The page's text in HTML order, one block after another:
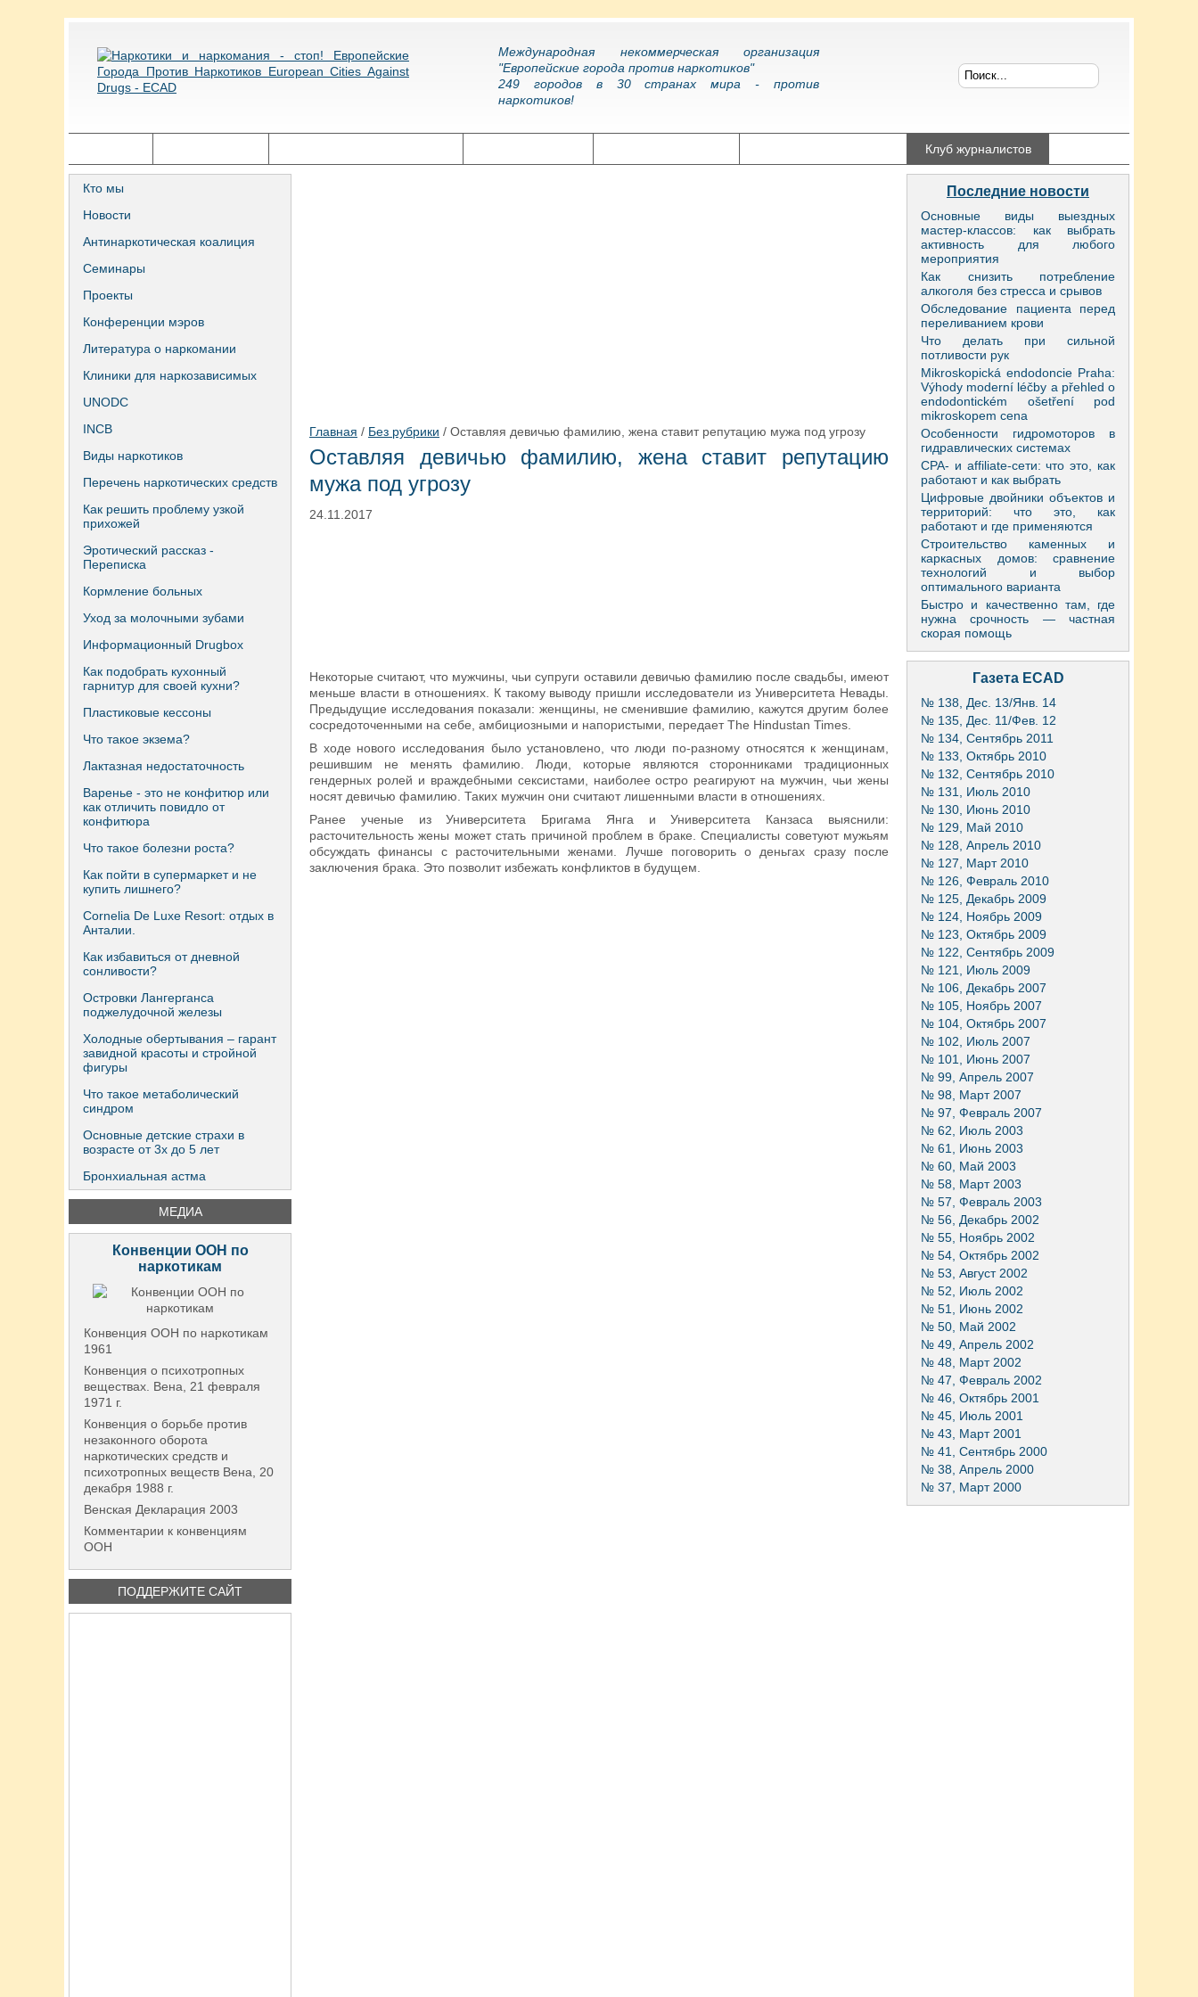
Международная некоммерческая организация
"Европейские города против наркотиков"
249 городов в 30 странах мира - против
наркотиков!
Клуб журналистов
Кто мы
Новости
Антинаркотическая коалиция
Семинары
Проекты
Конференции мэров
Литература о наркомании
Клиники для наркозависимых
UNODC
INCB
Виды наркотиков
Перечень наркотических средств
Как решить проблему узкой
прихожей
Эротический рассказ -
Переписка
Кормление больных
Уход за молочными зубами
Информационный Drugbox
Как подобрать кухонный
гарнитур для своей кухни?
Пластиковые кессоны
Что такое экзема?
Лактазная недостаточность
Варенье - это не конфитюр или
как отличить повидло от
конфитюра
Что такое болезни роста?
Как пойти в супермаркет и не
купить лишнего?
Сornelia De Luxe Resort: отдых в
Анталии.
Как избавиться от дневной
сонливости?
Островки Лангерганса
поджелудочной железы
Холодные обертывания – гарант
завидной красоты и стройной
фигуры
Что такое метаболический
синдром
Основные детские страхи в
возрасте от 3х до 5 лет
Бронхиальная астма
МЕДИА
Конвенции ООН по
наркотикам
Конвенция ООН по наркотикам
1961
Конвенция о психотропных
веществах. Вена, 21 февраля
1971 г.
Конвенция о борьбе против
незаконного оборота
наркотических средств и
психотропных веществ Вена, 20
декабря 1988 г.
Венская Декларация 2003
Комментарии к конвенциям
ООН
ПОДДЕРЖИТЕ САЙТ
Главная / Без рубрики / Оставляя девичью фамилию, жена ставит репутацию мужа под угрозу
Оставляя девичью фамилию, жена ставит репутацию
мужа под угрозу
24.11.2017
Некоторые считают, что мужчины, чьи супруги оставили девичью фамилию после свадьбы, имеют
меньше власти в отношениях. К такому выводу пришли исследователи из Университета Невады.
Предыдущие исследования показали: женщины, не сменившие фамилию, кажутся другим более
сосредоточенными на себе, амбициозными и напористыми, передает The Hindustan Times.
В ходе нового исследования было установлено, что люди по-разному относятся к женщинам,
решившим не менять фамилию. Люди, которые являются сторонниками традиционных
гендерных ролей и враждебными сексистами, наиболее остро реагируют на мужчин, чьи жены
носят девичью фамилию. Таких мужчин они считают лишенными власти в отношениях.
Ранее ученые из Университета Бригама Янга и Университета Канзаса выяснили:
расточительность жены может стать причиной проблем в браке. Специалисты советуют мужьям
обсуждать финансы с расточительными женами. Лучше поговорить о деньгах сразу после
заключения брака. Это позволит избежать конфликтов в будущем.
Последние новости
Основные виды выездных
мастер-классов: как выбрать
активность для любого
мероприятия
Как снизить потребление
алкоголя без стресса и срывов
Обследование пациента перед
переливанием крови
Что делать при сильной
потливости рук
Mikroskopická endodoncie Praha:
Výhody moderní léčby a přehled o
endodontickém ošetření pod
mikroskopem cena
Особенности гидромоторов в
гидравлических системах
CPA- и affiliate-сети: что это, как
работают и как выбрать
Цифровые двойники объектов и
территорий: что это, как
работают и где применяются
Строительство каменных и
каркасных домов: сравнение
технологий и выбор
оптимального варианта
Быстро и качественно там, где
нужна срочность — частная
скорая помощь
Газета ECAD
№ 138, Дес. 13/Янв. 14
№ 135, Дес. 11/Фев. 12
№ 134, Сентябрь 2011
№ 133, Октябрь 2010
№ 132, Сентябрь 2010
№ 131, Июль 2010
№ 130, Июнь 2010
№ 129, Май 2010
№ 128, Апрель 2010
№ 127, Март 2010
№ 126, Февраль 2010
№ 125, Декабрь 2009
№ 124, Ноябрь 2009
№ 123, Октябрь 2009
№ 122, Сентябрь 2009
№ 121, Июль 2009
№ 106, Декабрь 2007
№ 105, Ноябрь 2007
№ 104, Октябрь 2007
№ 102, Июль 2007
№ 101, Июнь 2007
№ 99, Апрель 2007
№ 98, Март 2007
№ 97, Февраль 2007
№ 62, Июль 2003
№ 61, Июнь 2003
№ 60, Май 2003
№ 58, Март 2003
№ 57, Февраль 2003
№ 56, Декабрь 2002
№ 55, Ноябрь 2002
№ 54, Октябрь 2002
№ 53, Август 2002
№ 52, Июль 2002
№ 51, Июнь 2002
№ 50, Май 2002
№ 49, Апрель 2002
№ 48, Март 2002
№ 47, Февраль 2002
№ 46, Октябрь 2001
№ 45, Июль 2001
№ 43, Март 2001
№ 41, Сентябрь 2000
№ 38, Апрель 2000
№ 37, Март 2000